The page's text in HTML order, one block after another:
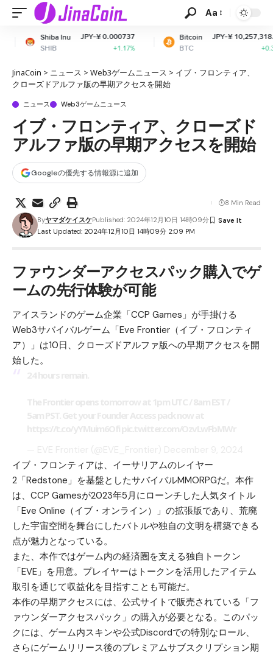
Aa
JPY-¥ 0.000737
+1.17%
Bitcoin
BTC
JPY-¥ 10,257,318.81
JinaCoin > ニュース > Web3ゲームニュース > イブ・フロンティア、
クローズドアルファ版の早期アクセスを開始
ニュース Web3ゲームニュース
イブ・フロンティア、クローズド
アルファ版の早期アクセスを開始
Googleの優先する情報源に追加
Last Updated: 2024年12月10日 14時09分 2:09 PM
ByヤマダケイスケPublished: 2024年12月10日 14時09分
8 Min Read
ファウンダーアクセスパック購入でゲ
ームの先行体験が可能
アイスランドのゲーム企業「CCP Games」が手掛ける
Web3サバイバルゲーム「Eve Frontier（イブ・フロンティ
ア）」は10日、クローズドアルファ版への早期アクセスを開
始した。
イブ・フロンティアは、イーサリアムのレイヤー
2「Redstone」を基盤としたサバイバルMMORPGだ。本作
は、CCP Gamesが2023年5月にローンチした人気タイトル
「Eve Online（イブ・オンライン）」の拡張版であり、荒廃
した宇宙空間を舞台にしたバトルや独自の文明を構築できる
点が魅力となっている。
また、本作ではゲーム内の経済圏を支える独自トークン
「EVE」を用意。プレイヤーはトークンを活用したアイテム
取引を通じて収益化を目指すことも可能だ。
本作の早期アクセスには、公式サイトで販売されている「フ
ァウンダーアクセスパック」の購入が必要となる。このパッ
クには、ゲーム内スキンや公式Discordでの特別なロール、
さらにゲームリリース後のプレミアムサブスクリプション期